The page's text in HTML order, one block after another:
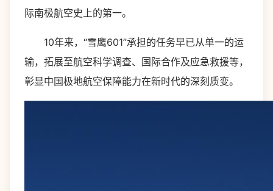
际南极航空史上的第一。
10年来，“雪鹰601”承担的任务早已从单一的运
输，拓展至航空科学调查、国际合作及应急救援等，
彰显中国极地航空保障能力在新时代的深刻质变。